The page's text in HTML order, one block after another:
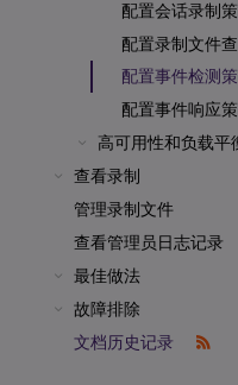
配置会话录制
配置录制文件
配置事件检测
配置事件响应
高可用性和负载平
查看录制
管理录制文件
查看管理员日志记录
最佳做法
故障排除
文档历史记录